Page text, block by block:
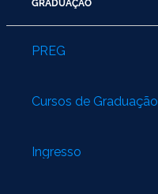
GRADUAÇÃO
PREG
Cursos de Graduação
Ingresso